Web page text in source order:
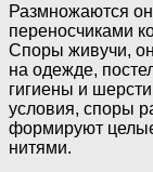
Размножаются
переносчиками
Споры живучи,
на одежде,
гигиены и
условия, споры
формируют
нитями.